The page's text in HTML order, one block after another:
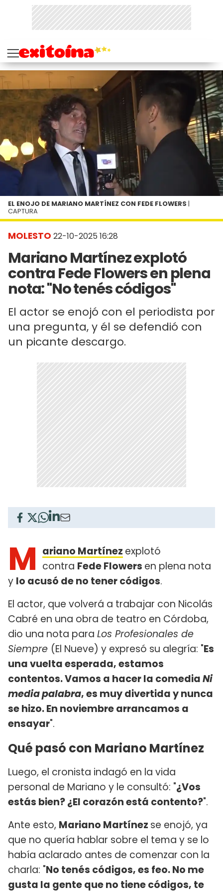
MOLESTO 22-10-2025 16:28
Mariano Martínez explotó
contra Fede Flowers en plena
nota: "No tenés códigos"
El actor se enojó con el periodista por
una pregunta, y él se defendió con
un picante descargo.
EL ENOJO DE MARIANO MARTÍNEZ CON FEDE FLOWERS |
CAPTURA
M ariano Martínez explotó
contra Fede Flowers en plena nota
y lo acusó de no tener códigos.
El actor, que volverá a trabajar con Nicolás
Cabré en una obra de teatro en Córdoba,
dio una nota para Los Profesionales de
Siempre (El Nueve) y expresó su alegría: "Es
una vuelta esperada, estamos
contentos. Vamos a hacer la comediaNi
media palabra, es muy divertida y nunca
se hizo. En noviembre arrancamos a
ensayar".
Qué pasó con Mariano Martínez
Luego, el cronista indagó en la vida
personal de Mariano y le consultó: "¿Vos
estás bien? ¿El corazón está contento?".
Ante esto, Mariano Martínez se enojó, ya
que no quería hablar sobre el tema y se lo
había aclarado antes de comenzar con la
charla: "No tenés códigos, es feo. No me
gusta la gente que no tiene códigos, te